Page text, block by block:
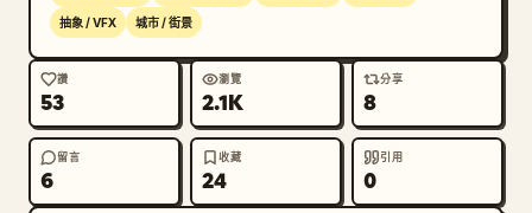
抽象 / VFX 城市 / 街景
讚
53
瀏覽
2.1K
分享
8
留言
6
收藏
24
引用
0